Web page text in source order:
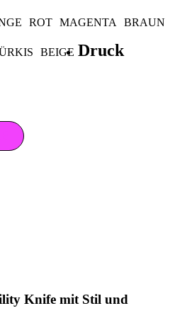
ROT MAGENTA BRAUN
BEIGE Druck
Knife mit Stil und